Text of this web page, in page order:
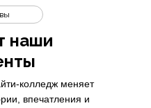
наши
колледж меняет
впечатления и